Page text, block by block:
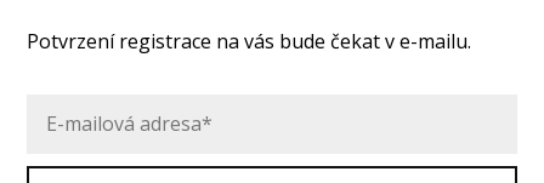
Potvrzení registrace na vás bude čekat v e-mailu.